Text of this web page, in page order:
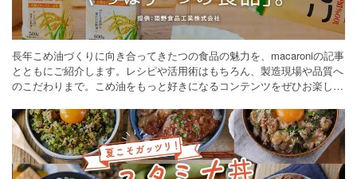
長年こめ油づくりに向き合ってきたつの食品の魅力を、macaroniの記事
とともにご紹介します。レシピや活用術はもちろん、製造現場や品質へ
のこだわりまで。こめ油をもっと好きになるコンテンツをぜひお楽しみ